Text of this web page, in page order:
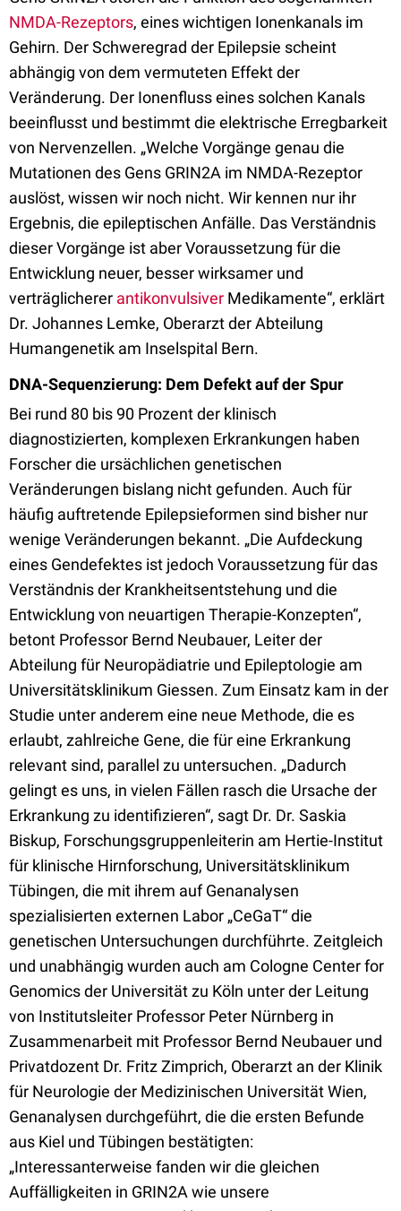
NMDA-Rezeptors, eines wichtigen Ionenkanals im
Gehirn. Der Schweregrad der Epilepsie scheint
abhängig von dem vermuteten Effekt der
Veränderung. Der Ionenfluss eines solchen Kanals
beeinflusst und bestimmt die elektrische Erregbarkeit
von Nervenzellen. „Welche Vorgänge genau die
Mutationen des Gens GRIN2A im NMDA-Rezeptor
auslöst, wissen wir noch nicht. Wir kennen nur ihr
Ergebnis, die epileptischen Anfälle. Das Verständnis
dieser Vorgänge ist aber Voraussetzung für die
Entwicklung neuer, besser wirksamer und
verträglicherer antikonvulsiver Medikamente“, erklärt
Dr. Johannes Lemke, Oberarzt der Abteilung
Humangenetik am Inselspital Bern.
DNA-Sequenzierung: Dem Defekt auf der Spur
Bei rund 80 bis 90 Prozent der klinisch
diagnostizierten, komplexen Erkrankungen haben
Forscher die ursächlichen genetischen
Veränderungen bislang nicht gefunden. Auch für
häufig auftretende Epilepsieformen sind bisher nur
wenige Veränderungen bekannt. „Die Aufdeckung
eines Gendefektes ist jedoch Voraussetzung für das
Verständnis der Krankheitsentstehung und die
Entwicklung von neuartigen Therapie-Konzepten“,
betont Professor Bernd Neubauer, Leiter der
Abteilung für Neuropädiatrie und Epileptologie am
Universitätsklinikum Giessen. Zum Einsatz kam in der
Studie unter anderem eine neue Methode, die es
erlaubt, zahlreiche Gene, die für eine Erkrankung
relevant sind, parallel zu untersuchen. „Dadurch
gelingt es uns, in vielen Fällen rasch die Ursache der
Erkrankung zu identifizieren“, sagt Dr. Dr. Saskia
Biskup, Forschungsgruppenleiterin am Hertie-Institut
für klinische Hirnforschung, Universitätsklinikum
Tübingen, die mit ihrem auf Genanalysen
spezialisierten externen Labor „CeGaT“ die
genetischen Untersuchungen durchführte. Zeitgleich
und unabhängig wurden auch am Cologne Center for
Genomics der Universität zu Köln unter der Leitung
von Institutsleiter Professor Peter Nürnberg in
Zusammenarbeit mit Professor Bernd Neubauer und
Privatdozent Dr. Fritz Zimprich, Oberarzt an der Klinik
für Neurologie der Medizinischen Universität Wien,
Genanalysen durchgeführt, die die ersten Befunde
aus Kiel und Tübingen bestätigten:
„Interessanterweise fanden wir die gleichen
Auffälligkeiten in GRIN2A wie unsere